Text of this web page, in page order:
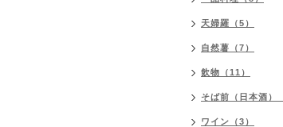
天婦羅（5）
自然薯（7）
飲物（11）
そば前（日本酒）
ワイン（3）